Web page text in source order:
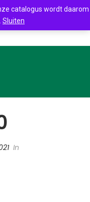
In
catalogus wordt daarom
Sluiten